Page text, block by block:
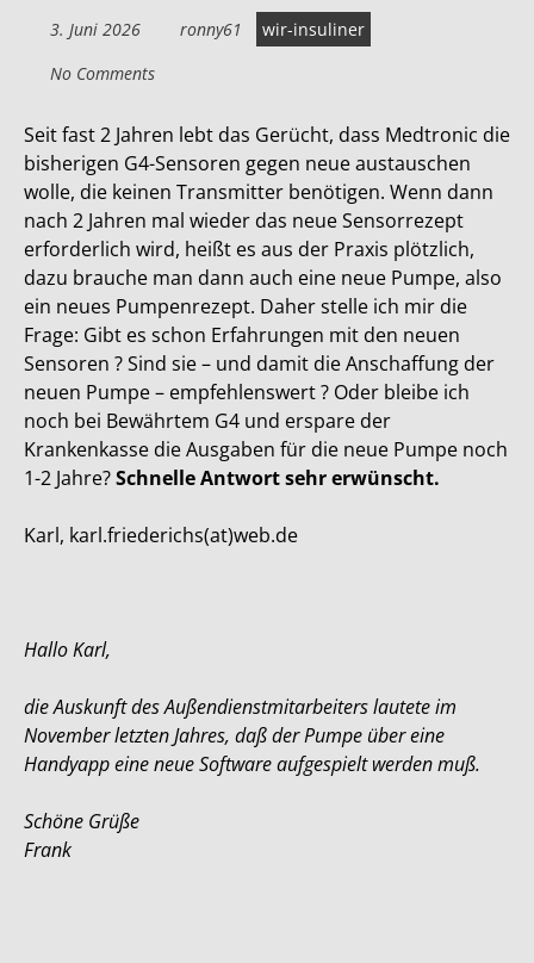
3. Juni 2026 ronny61
wir-insuliner
No Comments
Seit fast 2 Jahren lebt das Gerücht, dass Medtronic die
bisherigen G4-Sensoren gegen neue austauschen
wolle, die keinen Transmitter benötigen. Wenn dann
nach 2 Jahren mal wieder das neue Sensorrezept
erforderlich wird, heißt es aus der Praxis plötzlich,
dazu brauche man dann auch eine neue Pumpe, also
ein neues Pumpenrezept. Daher stelle ich mir die
Frage: Gibt es schon Erfahrungen mit den neuen
Sensoren ? Sind sie – und damit die Anschaffung der
neuen Pumpe – empfehlenswert ? Oder bleibe ich
noch bei Bewährtem G4 und erspare der
Krankenkasse die Ausgaben für die neue Pumpe noch
1-2 Jahre?Schnelle Antwort sehr erwünscht.
Karl, karl.friederichs(at)web.de
Hallo Karl,
die Auskunft des Außendienstmitarbeiters lautete im
November letzten Jahres, daß der Pumpe über eine
Handyapp eine neue Software aufgespielt werden muß.
Schöne Grüße
Frank